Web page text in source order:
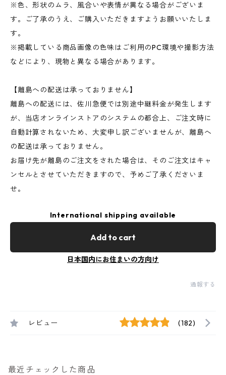
※色、形状のムラ、風合いや表情が異なる場合がございま
す。ご了承のうえ、ご購入いただきますようお願いいたしま
す。
※掲載している商品画像の色味はご利用のPC環境や撮影方法
などにより、現物と異なる場合があります。
【離島への配送は承っておりません】
離島への配送には、佐川急便では別途中継料金が発生します
が、当店オンラインストアのシステムの都合上、ご注文時に
自動計算されないため、大変申し訳ございませんが、離島へ
の配送は承っておりません。
お届け先が離島のご注文をされた場合は、そのご注文はキャ
ンセルとさせていただきますので、予めご了承くださいま
せ。
International shipping available
Add to cart
日本国内にお住まいの方向け
通報する
レビュー (182)
最近チェックした商品